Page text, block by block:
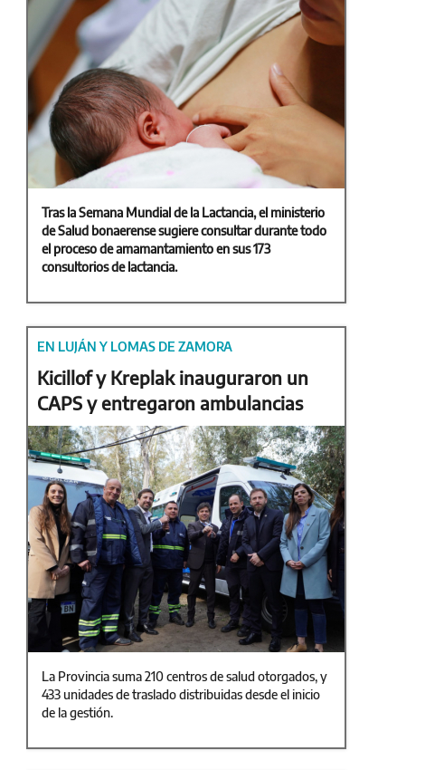
Tras la Semana Mundial de la Lactancia, el ministerio
de Salud bonaerense sugiere consultar durante todo
el proceso de amamantamiento en sus 173
consultorios de lactancia.
EN LUJÁN Y LOMAS DE ZAMORA
Kicillof y Kreplak inauguraron un
CAPS y entregaron ambulancias
La Provincia suma 210 centros de salud otorgados, y
433 unidades de traslado distribuidas desde el inicio
de la gestión.